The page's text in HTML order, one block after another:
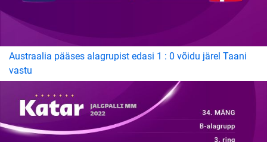
Austraalia pääses alagrupist edasi 1 : 0 võidu järel Taani
vastu